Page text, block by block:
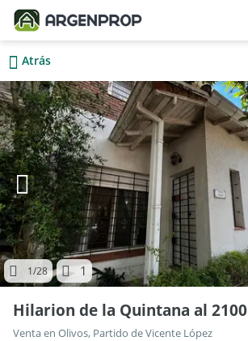
Atrás
1/28 1
Hilarion de la Quintana al 2100
Venta en Olivos, Partido de Vicente López